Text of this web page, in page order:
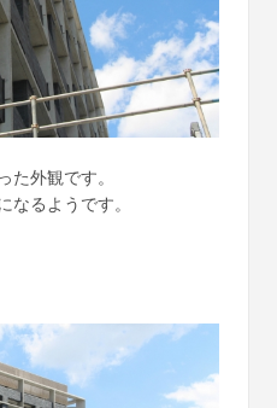
外観です。
なるようです。